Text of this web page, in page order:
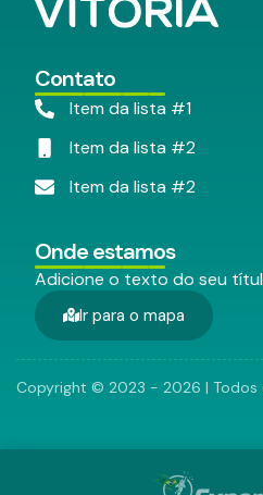
Contato
Item da lista #1
Item da lista #2
Item da lista #2
Onde estamos
Adicione o texto do seu
Ir para o mapa
Copyright © 2023 - 2026 | Todos